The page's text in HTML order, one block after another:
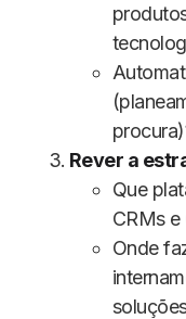
Rever a
Que
CRMs
Onde